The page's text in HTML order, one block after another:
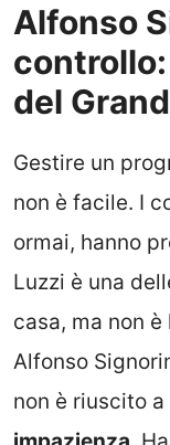
Alfonso
del
Gestire un
non è facile. I
ormai, hanno
Luzzi è una
casa, ma non
Alfonso
non è riuscito a